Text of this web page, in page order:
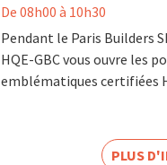
De 08h00 à 10h30
Pendant le Paris Builders
HQE-GBC vous ouvre les
emblématiques certifiées
PLUS